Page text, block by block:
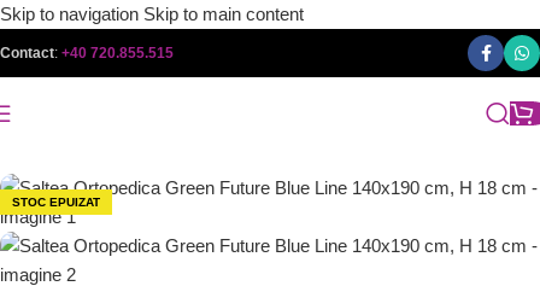
Skip to navigation Skip to main content
Contact: +40 720.855.515
STOC EPUIZAT